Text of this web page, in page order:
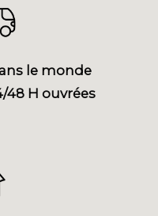
le monde
48 H ouvrées